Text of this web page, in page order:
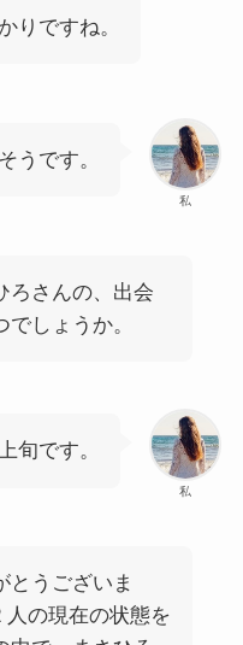
りですね。
私
そうです。
ろさんの、出会
しょうか。
私
旬です。
とうございま
の現在の状態を